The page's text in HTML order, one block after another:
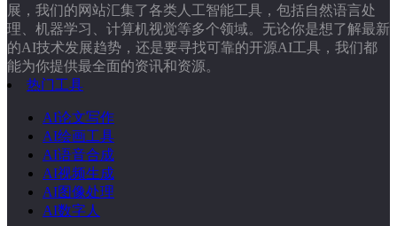
展，我们的网站汇集了各类人工智能工具，包括自然语言处
理、机器学习、计算机视觉等多个领域。无论你是想了解最新
的AI技术发展趋势，还是要寻找可靠的开源AI工具，我们都
能为你提供最全面的资讯和资源。
热门工具
AI论文写作
AI绘画工具
AI语音合成
AI视频生成
AI图像处理
AI数字人